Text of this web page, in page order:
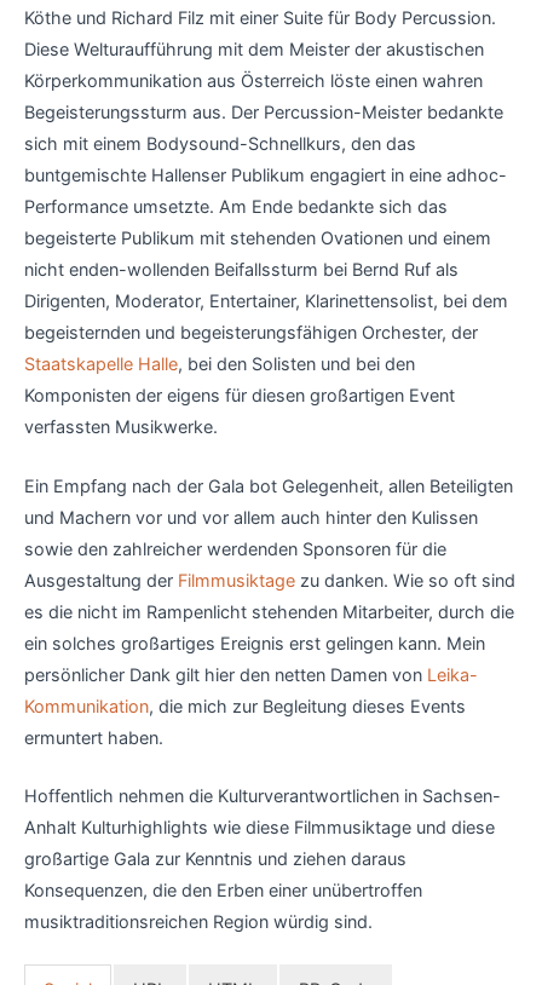
Köthe und Richard Filz mit einer Suite für Body Percussion.
Diese Welturaufführung mit dem Meister der akustischen
Körperkommunikation aus Österreich löste einen wahren
Begeisterungssturm aus. Der Percussion-Meister bedankte
sich mit einem Bodysound-Schnellkurs, den das
buntgemischte Hallenser Publikum engagiert in eine adhoc-
Performance umsetzte. Am Ende bedankte sich das
begeisterte Publikum mit stehenden Ovationen und einem
nicht enden-wollenden Beifallssturm bei Bernd Ruf als
Dirigenten, Moderator, Entertainer, Klarinettensolist, bei dem
begeisternden und begeisterungsfähigen Orchester, der
Staatskapelle Halle, bei den Solisten und bei den
Komponisten der eigens für diesen großartigen Event
verfassten Musikwerke.
Ein Empfang nach der Gala bot Gelegenheit, allen Beteiligten
und Machern vor und vor allem auch hinter den Kulissen
sowie den zahlreicher werdenden Sponsoren für die
Ausgestaltung der Filmmusiktage zu danken. Wie so oft sind
es die nicht im Rampenlicht stehenden Mitarbeiter, durch die
ein solches großartiges Ereignis erst gelingen kann. Mein
persönlicher Dank gilt hier den netten Damen von Leika-
Kommunikation, die mich zur Begleitung dieses Events
ermuntert haben.
Hoffentlich nehmen die Kulturverantwortlichen in Sachsen-
Anhalt Kulturhighlights wie diese Filmmusiktage und diese
großartige Gala zur Kenntnis und ziehen daraus
Konsequenzen, die den Erben einer unübertroffen
musiktraditionsreichen Region würdig sind.